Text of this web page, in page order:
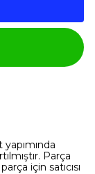
Parça
için satıcısı